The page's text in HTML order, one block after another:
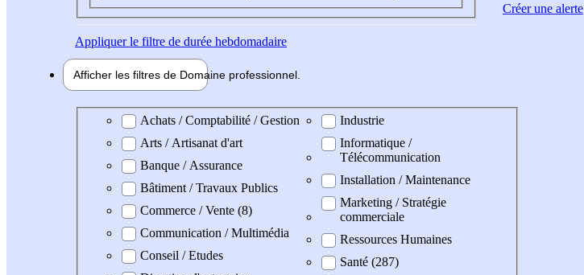
Appliquerle filtre de durée hebdomadaire
Afficher les filtres de Domaine professionnel
Domaine professionel
Achats / Comptabilité / Gestion
Arts / Artisanat d'art
Banque / Assurance
Bâtiment / Travaux Publics
Commerce / Vente (8)
Communication / Multimédia
Conseil / Etudes
Industrie
Informatique /
Télécommunication
Installation / Maintenance
Marketing / Stratégie
commerciale
Ressources Humaines
Santé (287)
Créer une alerte